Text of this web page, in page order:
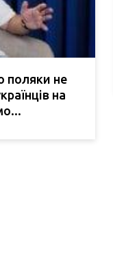
поляки не
на